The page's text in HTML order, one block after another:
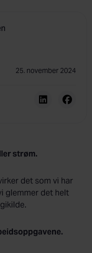
25. november 2024
strøm.
det som vi har
glemmer det helt